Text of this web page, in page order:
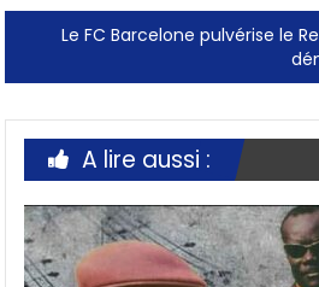
Le FC Barcelone pulvérise le
A lire aussi :